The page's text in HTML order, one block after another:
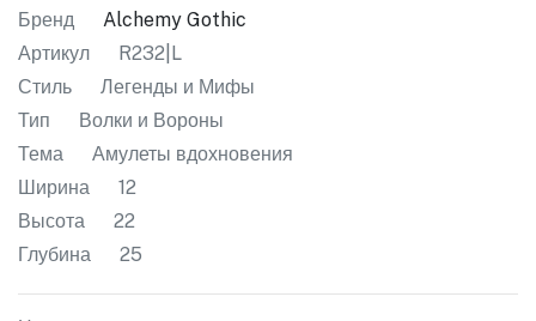
Бренд
Alchemy Gothic
Артикул
R232|L
Стиль
Легенды и Мифы
Тип
Волки и Вороны
Тема
Амулеты вдохновения
Ширина
12
Высота
22
Глубина
25